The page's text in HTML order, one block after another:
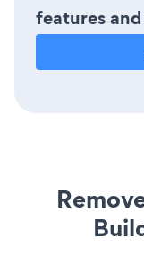
features